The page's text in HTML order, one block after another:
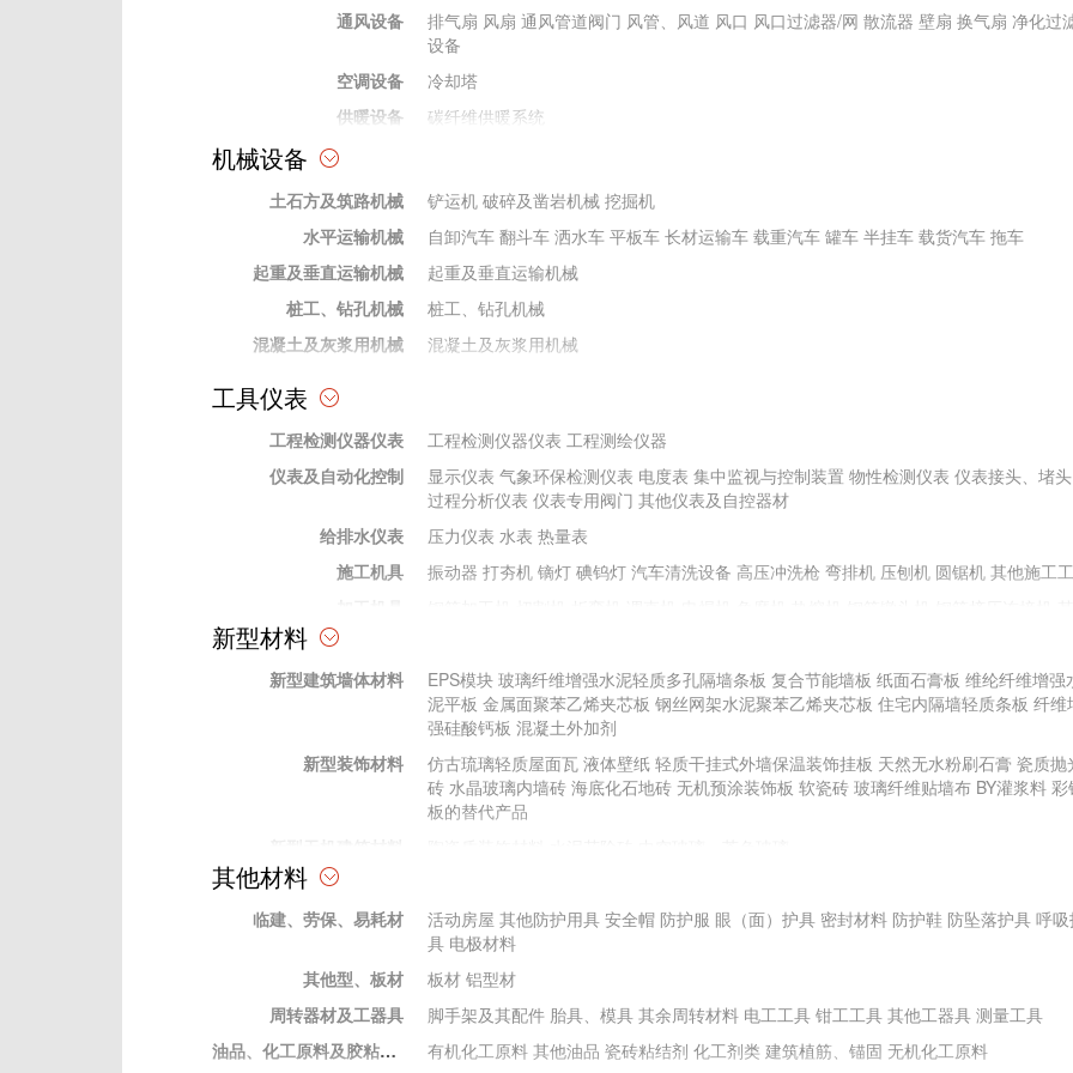
通风设备 排气扇 风扇 通风管道阀门 风管、风道 风口 风口过滤器/网 散流器 壁扇 换气扇 净化过
设备
空调设备
冷却塔
供暖设备
碳纤维供暖系统
热水、采暖锅炉设备
水暖及通风空调材料
机械设备
土石方及筑路机械 铲运机 破碎及凿岩机械 挖掘机
水平运输机械
自卸汽车 翻斗车 洒水车 平板车 长材运输车 载重汽车 罐车 半挂车 载货汽车 拖车
起重及垂直运输机械
起重及垂直运输机械
桩工、钻孔机械
桩工、钻孔机械
混凝土及灰浆用机械
混凝土及灰浆用机械
动力机械
动力机械
钻探及地下工程机械
钻探及地下工程机械 螺旋钻机 冲击器 潜水电钻机 水井钻机 勘探钻机 非开挖钻机 矿山
机 钻杆钻具 其他钻探及地下工程机械
工具仪表
工程检测仪器仪表 工程检测仪器仪表 工程测绘仪器
仪表及自动化控制
显示仪表 气象环保检测仪表 电度表 集中监视与控制装置 物性检测仪表 仪表接头、堵头
过程分析仪表 仪表专用阀门 其他仪表及自控器材
给排水仪表
压力仪表 水表 热量表
施工机具
振动器 打夯机 镝灯 碘钨灯 汽车清洗设备 高压冲洗枪 弯排机 压刨机 圆锯机 其他施工
电动工具
电动工具
手动工具 其他手动工具
水准仪 经纬仪 全站仪 游标卡尺
试验仪器
压力试验机 CBR土壤强度试验仪 土壤液塑限测定仪 土壤击实仪 砼试件标养箱 电子天平
砼回弹仪 水泥安定性测定仪 水泥凝结时间测定仪 其他试验仪器
新型材料
新型建筑墙体材料 EPS模块 玻璃纤维增强水泥轻质多孔隔墙条板 复合节能墙板 纸面石膏板 维纶纤维增强
泥平板 金属面聚苯乙烯夹芯板 钢丝网架水泥聚苯乙烯夹芯板 住宅内隔墙轻质条板 纤维
强硅酸钙板 混凝土外加剂
新型装饰材料
仿古琉璃轻质屋面瓦 液体壁纸 轻质干挂式外墙保温装饰挂板 天然无水粉刷石膏 瓷质抛
砖 水晶玻璃内墙砖 海底化石地砖 无机预涂装饰板 软瓷砖 玻璃纤维贴墙布 BY灌浆料 彩
板的替代产品
新型有机材料
新型金属建筑材料
装饰性金属表面膜 耐火钢 新型不锈钢 耐腐蚀性铝质装饰材料 高耐蚀性金属及钛合金建
其他材料
临建、劳保、易耗材 活动房屋 其他防护用具 安全帽 防护服 眼（面）护具 密封材料 防护鞋 防坠落护具 呼
具 电极材料
其他型、板材
板材 铝型材
周转器材及工器具
脚手架及其配件 胎具、模具 其余周转材料 电工工具 钳工工具 其他工器具 测量工具
油品、化工原料及胶粘材料
有机化工原料 其他油品 瓷砖粘结剂 化工剂类 建筑植筋、锚固 无机化工原料